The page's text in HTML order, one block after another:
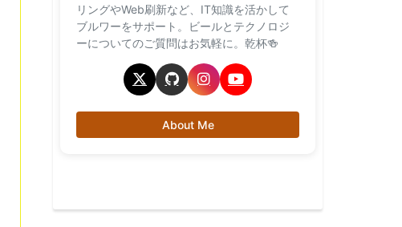
リングやWeb刷新など、IT知識を活かして
ブルワーをサポート。ビールとテクノロジ
ーについてのご質問はお気軽に。乾杯🍻
About Me